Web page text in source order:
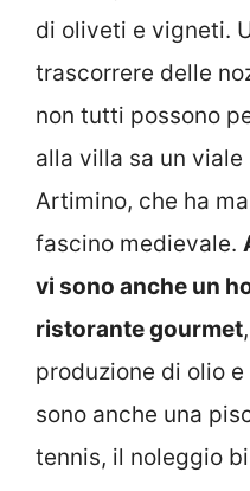
di oliveti e vigneti.
trascorrere delle
non tutti possono
alla villa sa un
Artimino, che ha
fascino medievale.
vi sono anche un
ristorante gourmet
produzione di olio e
sono anche una
tennis, il noleggio